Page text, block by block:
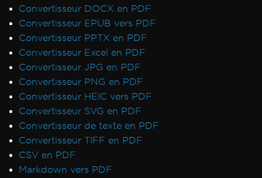
Erreurs de sauvegarde de chemin virtuel
Signatures CSP et CNG
Transparence et couleur dans PDF-to-Image
Rendu IronPdf.UpdatedChrome
Surveiller la mémoire dans Linux/WSL
Signets via ExtractTextFromPage
Utilisation de la mémoire CEF/Chromium
Désalignement des en-têtes et du contenu
Polices Adobe en tant que Type 3
Sortie Docker IronPdfEngine
Polices personnalisées dans les champs de
formulaire
Convertisseur DOCX en PDF
Convertisseur EPUB vers PDF
Convertisseur PPTX en PDF
Convertisseur Excel en PDF
Convertisseur JPG en PDF
Convertisseur PNG en PDF
Convertisseur HEIC vers PDF
Convertisseur SVG en PDF
Convertisseur de texte en PDF
Convertisseur TIFF en PDF
CSV en PDF
Markdown vers PDF